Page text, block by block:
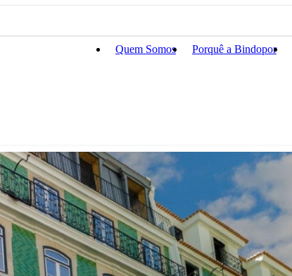
Quem Somos Porquê a Bindopor